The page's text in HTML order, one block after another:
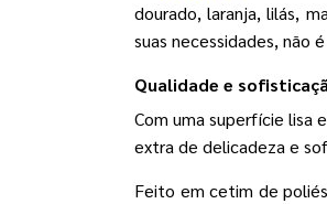
dourado, laranja, lilás,
suas necessidades, não
Qualidade e
Com uma superfície lisa
extra de delicadeza e
Feito em cetim de